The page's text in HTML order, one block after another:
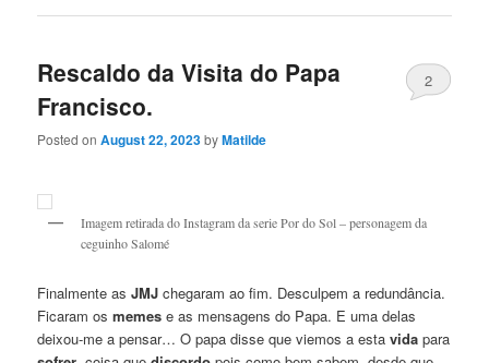
Rescaldo da Visita do Papa
Francisco.
Posted onAugust 22, 2023byMatilde
2
Imagem retirada do Instagram da serie Por do Sol – personagem da
ceguinho Salomé
Finalmente as JMJ chegaram ao fim. Desculpem a redundância.
Ficaram osmemes e as mensagens do Papa. E uma delas
deixou-me a pensar… O papa disse que viemos a estavida para